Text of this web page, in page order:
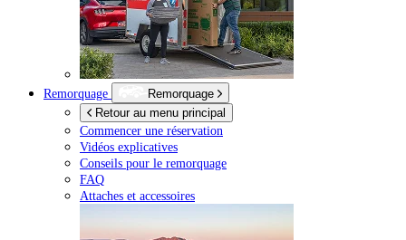
Remorquage
Remorquage
Retour au menu principal
Commencer une réservation
Vidéos explicatives
Conseils pour le remorquage
FAQ
Attaches et accessoires